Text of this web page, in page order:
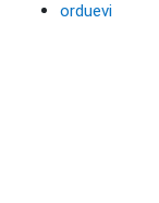
orduevi